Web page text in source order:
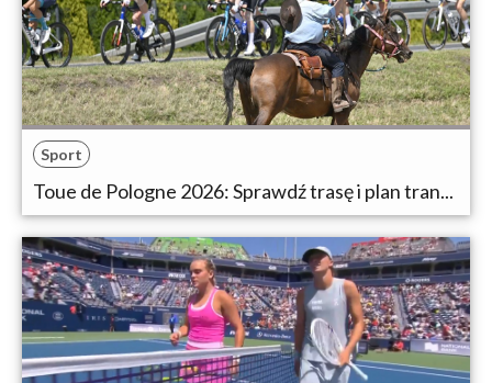
Sport
Toue de Pologne 2026: Sprawdź trasę i plan tran...